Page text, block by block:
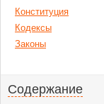
Конституция
Кодексы
Законы
Содержание